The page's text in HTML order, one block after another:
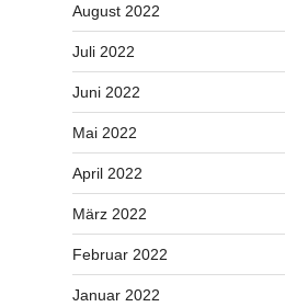
August 2022
Juli 2022
Juni 2022
Mai 2022
April 2022
März 2022
Februar 2022
Januar 2022